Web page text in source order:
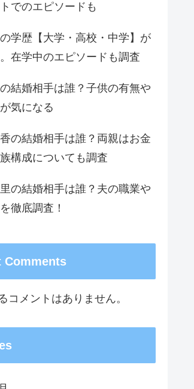
でのエピソードも
学歴【大学・高校・中学】が
在学中のエピソードも調査
結婚相手は誰？子供の有無や
気になる
の結婚相手は誰？両親はお金
構成についても調査
の結婚相手は誰？夫の職業や
徹底調査！
Comments
コメントはありません。